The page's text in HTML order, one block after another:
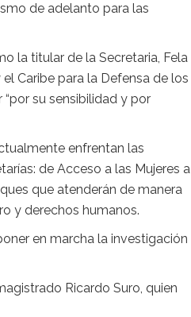
de adelanto para las
la titular de la Secretaria, Fela
Caribe para la Defensa de los
su sensibilidad y por
enfrentan las
de Acceso a las Mujeres a
que atenderán de manera
y derechos humanos.
en marcha la investigación
Ricardo Suro, quien